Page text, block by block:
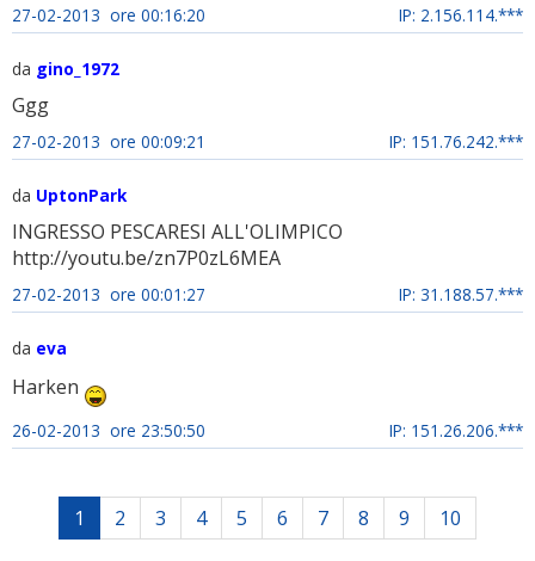
27-02-2013 ore 00:16:20 IP: 2.156.114.***
da gino_1972
Ggg
27-02-2013 ore 00:09:21 IP: 151.76.242.***
da UptonPark
INGRESSO PESCARESI ALL'OLIMPICO
http://youtu.be/zn7P0zL6MEA
27-02-2013 ore 00:01:27 IP: 31.188.57.***
da eva
Harken
26-02-2013 ore 23:50:50 IP: 151.26.206.***
1 2 3 4 5 6 7 8 9 10